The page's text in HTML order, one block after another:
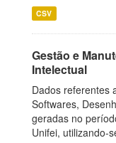
CSV
Gestão e
Intelectual
Dados referentes
Softwares,
geradas no
Unifei, utilizando-